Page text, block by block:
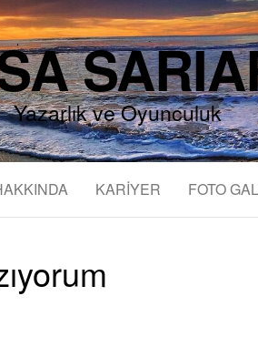
Yazarlık ve Oyunculuk
KARİYER FOTO